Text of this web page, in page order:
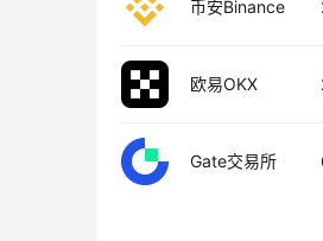
币安Binance
欧易OKX
Gate交易所